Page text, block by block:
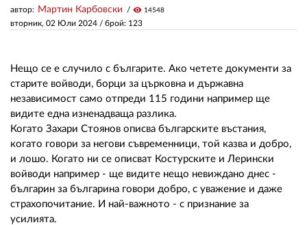
вторник, 02 Юли 2024 / брой: 123
автор: Мартин Карбовски visibility 14548
Нещо се е случило с българите. Ако четете документи за
старите войводи, борци за църковна и държавна
независимост само отпреди 115 години например ще
видите една изненадваща разлика.
Когато Захари Стоянов описва българските въстания,
когато говори за негови съвременници, той казва и добро,
и лошо. Когато ни се описват Костурските и Лерински
войводи например - ще видите нещо невиждано днес -
българин за българина говори добро, с уважение и даже
страхопочитание. И най-важното - с признание за
усилията.
ЗА НАС
РЕДАКЦИЯ
КОНТАКТИ
РЕКЛАМА
АБОНАМЕНТ
УСЛОВИЯ ЗА ПОЛЗВАНЕ
ПОЛИТИКА ЗА БИСКВИТКИТЕ